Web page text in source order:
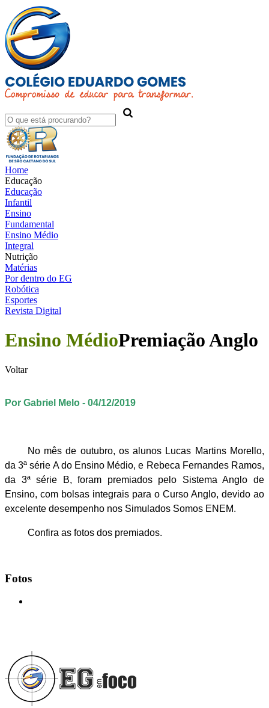
Home
Educação
Educação
Infantil
Ensino
Fundamental
Ensino Médio
Integral
Nutrição
Matérias
Por dentro do EG
Robótica
Esportes
Revista Digital
Ensino MédioPremiação Anglo
Voltar
Por Gabriel Melo - 04/12/2019
No mês de outubro, os alunos Lucas Martins Morello,
da 3ª série A do Ensino Médio, e Rebeca Fernandes Ramos,
da 3ª série B, foram premiados pelo Sistema Anglo de
Ensino, com bolsas integrais para o Curso Anglo, devido ao
excelente desempenho nos Simulados Somos ENEM.
Confira as fotos dos premiados.
Fotos